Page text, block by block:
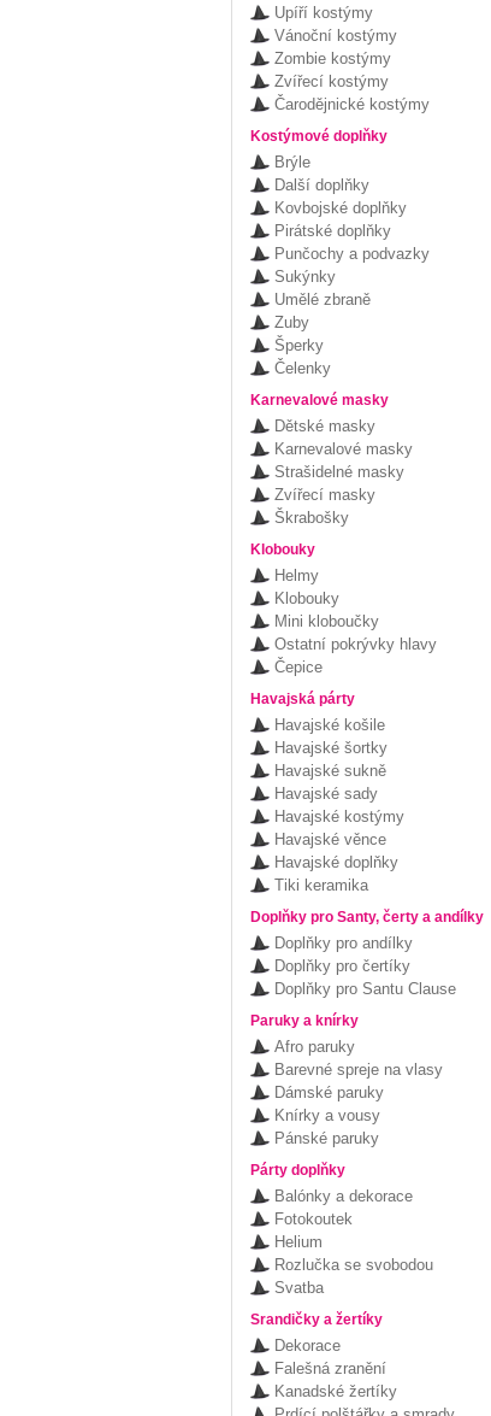
Upíří kostýmy
Vánoční kostýmy
Zombie kostýmy
Zvířecí kostýmy
Čarodějnické kostýmy
Kostýmové doplňky
Brýle
Další doplňky
Kovbojské doplňky
Pirátské doplňky
Punčochy a podvazky
Sukýnky
Umělé zbraně
Zuby
Šperky
Čelenky
Karnevalové masky
Dětské masky
Karnevalové masky
Strašidelné masky
Zvířecí masky
Škrabošky
Klobouky
Helmy
Klobouky
Mini kloboučky
Ostatní pokrývky hlavy
Čepice
Havajská párty
Havajské košile
Havajské šortky
Havajské sukně
Havajské sady
Havajské kostýmy
Havajské věnce
Havajské doplňky
Tiki keramika
Doplňky pro Santy, čerty a andílky
Doplňky pro andílky
Doplňky pro čertíky
Doplňky pro Santu Clause
Paruky a knírky
Afro paruky
Barevné spreje na vlasy
Dámské paruky
Knírky a vousy
Pánské paruky
Párty doplňky
Balónky a dekorace
Fotokoutek
Helium
Rozlučka se svobodou
Svatba
Srandičky a žertíky
Dekorace
Falešná zranění
Kanadské žertíky